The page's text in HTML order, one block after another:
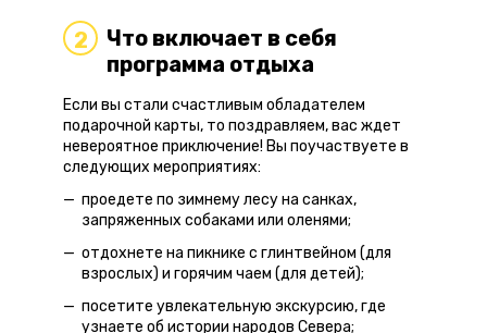
2
Что включает в себя
программа отдыха
Если вы стали счастливым обладателем
подарочной карты, то поздравляем, вас ждет
невероятное приключение! Вы поучаствуете в
следующих мероприятиях:
проедете по зимнему лесу на санках,
запряженных собаками или оленями;
отдохнете на пикнике с глинтвейном (для
взрослых) и горячим чаем (для детей);
посетите увлекательную экскурсию, где
узнаете об истории народов Севера;